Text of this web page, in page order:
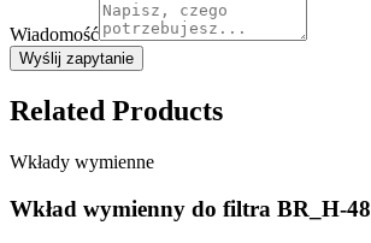
Wiadomość
Wyślij zapytanie
Related Products
Wkłady wymienne
Wkład wymienny do filtra BR_H-48